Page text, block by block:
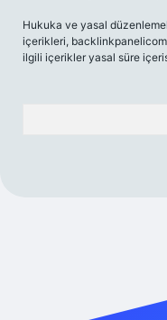
Hukuka ve yasal
içerikleri,
ilgili içerikler yasal süre